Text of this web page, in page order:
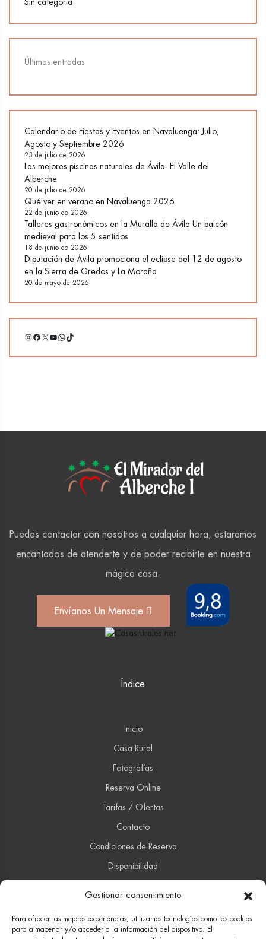
Gestionar consentimiento
Para ofrecer las mejores experiencias, utilizamos tecnologías como las cookies
para almacenar y/o acceder a la información del dispositivo. El
Últimas entradas
Calendario de Fiestas y Eventos en Navaluenga: Julio,
Agosto y Septiembre 2026
23 de julio de 2026
Las mejores piscinas naturales de Ávila- El Valle del
Alberche
20 de julio de 2026
Qué ver en verano en Navaluenga 2026
22 de junio de 2026
Talleres gastronómicos en la Muralla de Ávila-Un balcón
medieval para los 5 sentidos
18 de junio de 2026
Diputación de Ávila promociona el eclipse del 12 de agosto
en la Sierra de Gredos y La Moraña
20 de mayo de 2026
Instagram
Facebook
X YouTube
WhatsApp
TikTok
Puedes contactar con nosotros a cualquier hora, estaremos
encantados de atenderte y de poder recibirte en nuestra
mágica casa.
Envíanos Un Mensaje
Índice
Inicio
Casa Rural
Fotografías
Reserva Online
Tarifas / Ofertas
Contacto
Condiciones de Reserva
Disponibilidad
Contacto